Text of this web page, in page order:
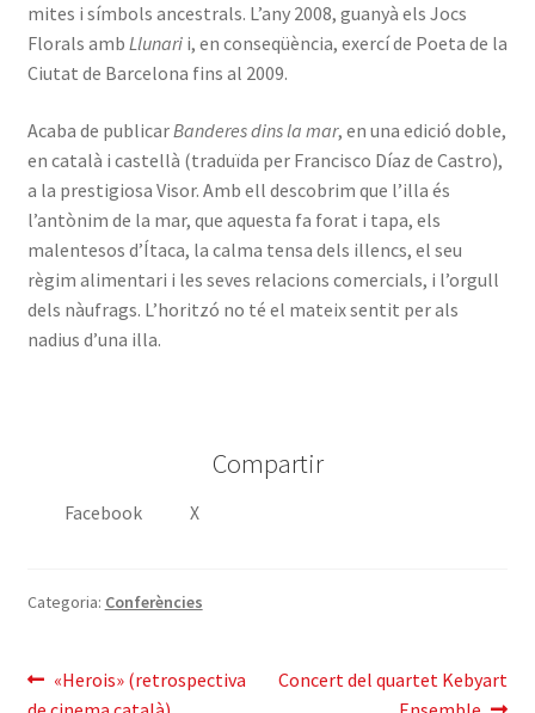
mites i símbols ancestrals. L’any 2008, guanyà els Jocs
Florals amb Llunarii, en conseqüència, exercí de Poeta de la
Ciutat de Barcelona fins al 2009.
Acaba de publicar Banderes dins la mar, en una edició doble,
en català i castellà (traduïda per Francisco Díaz de Castro),
a la prestigiosa Visor. Amb ell descobrim que l’illa és
l’antònim de la mar, que aquesta fa forat i tapa, els
malentesos d’Ítaca, la calma tensa dels illencs, el seu
règim alimentari i les seves relacions comercials, i l’orgull
dels nàufrags. L’horitzó no té el mateix sentit per als
nadius d’una illa.
Compartir
Facebook X
Categoria: Conferències
Navegació
Entrada
anterior:
«Herois» (retrospectiva
Pròxima
Concert del quartet Kebyart